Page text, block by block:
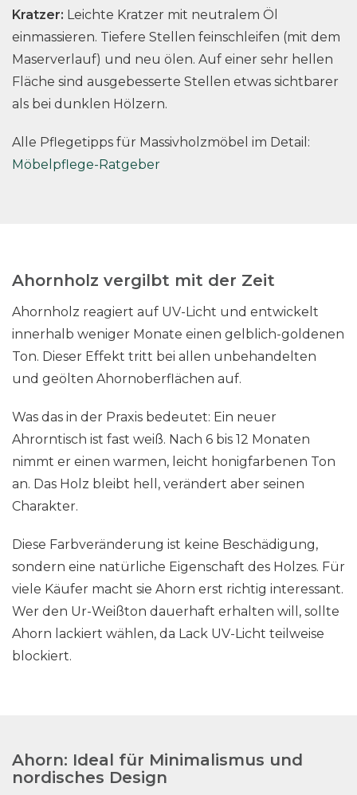
Kratzer: Leichte Kratzer mit neutralem Öl
einmassieren. Tiefere Stellen feinschleifen (mit dem
Maserverlauf) und neu ölen. Auf einer sehr hellen
Fläche sind ausgebesserte Stellen etwas sichtbarer
als bei dunklen Hölzern.
Alle Pflegetipps für Massivholzmöbel im Detail:
Möbelpflege-Ratgeber
Ahornholz vergilbt mit der Zeit
Ahornholz reagiert auf UV-Licht und entwickelt
innerhalb weniger Monate einen gelblich-goldenen
Ton. Dieser Effekt tritt bei allen unbehandelten
und geölten Ahornoberflächen auf.
Was das in der Praxis bedeutet: Ein neuer
Ahrorntisch ist fast weiß. Nach 6 bis 12 Monaten
nimmt er einen warmen, leicht honigfarbenen Ton
an. Das Holz bleibt hell, verändert aber seinen
Charakter.
Diese Farbveränderung ist keine Beschädigung,
sondern eine natürliche Eigenschaft des Holzes. Für
viele Käufer macht sie Ahorn erst richtig interessant.
Wer den Ur-Weißton dauerhaft erhalten will, sollte
Ahorn lackiert wählen, da Lack UV-Licht teilweise
blockiert.
Ahorn: Ideal für Minimalismus und
nordisches Design